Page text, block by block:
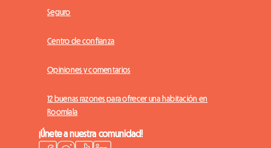
Seguro
Centro de confianza
Opiniones y comentarios
12 buenas razones para ofrecer una habitación en
Roomlala
¡Únete a nuestra comunidad!